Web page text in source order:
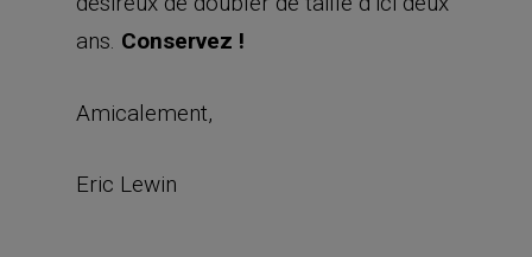
ans. Conservez !
Amicalement,
Eric Lewin